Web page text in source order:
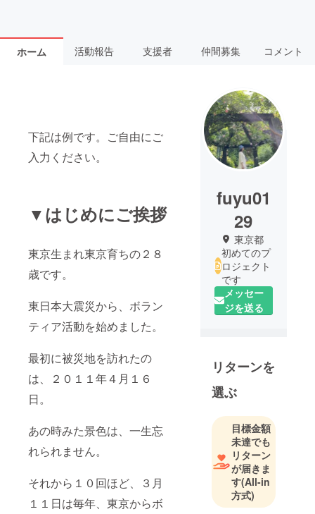
ホーム 活動報告 支援者 仲間募集 コメント
下記は例です。ご自由にご
入力ください。
▼はじめにご挨拶
東京生まれ東京育ちの２８
歳です。
東日本大震災から、ボラン
ティア活動を始めました。
最初に被災地を訪れたの
は、２０１１年４月１６
日。
あの時みた景色は、一生忘
れられません。
それから１０回ほど、３月
１１日は毎年、東京からボ
fuyu01
29
東京都
初めてのプ
ロジェクト
です
メッセー
ジを送る
リターンを
選ぶ
目標金額
未達でも
リターン
が届きま
す(All-in
方式)